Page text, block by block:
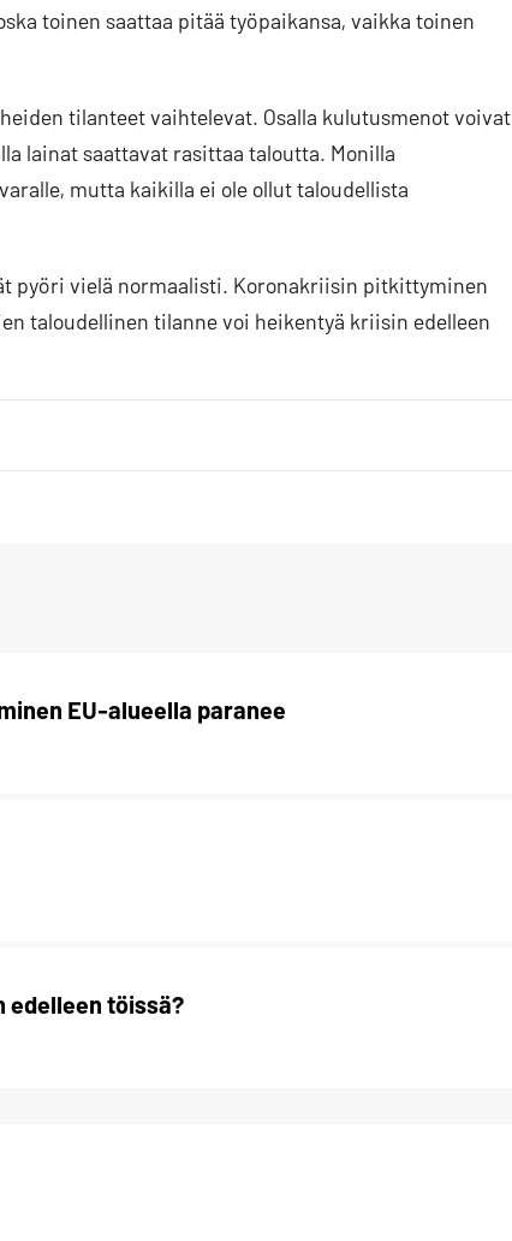
toinen saattaa pitää työpaikansa, vaikka toinen
tilanteet vaihtelevat. Osalla kulutusmenot voivat
lainat saattavat rasittaa taloutta. Monilla
mutta kaikilla ei ole ollut taloudellista
pyöri vielä normaalisti. Koronakriisin pitkittyminen
taloudellinen tilanne voi heikentyä kriisin edelleen
EU-alueella paranee
edelleen töissä?